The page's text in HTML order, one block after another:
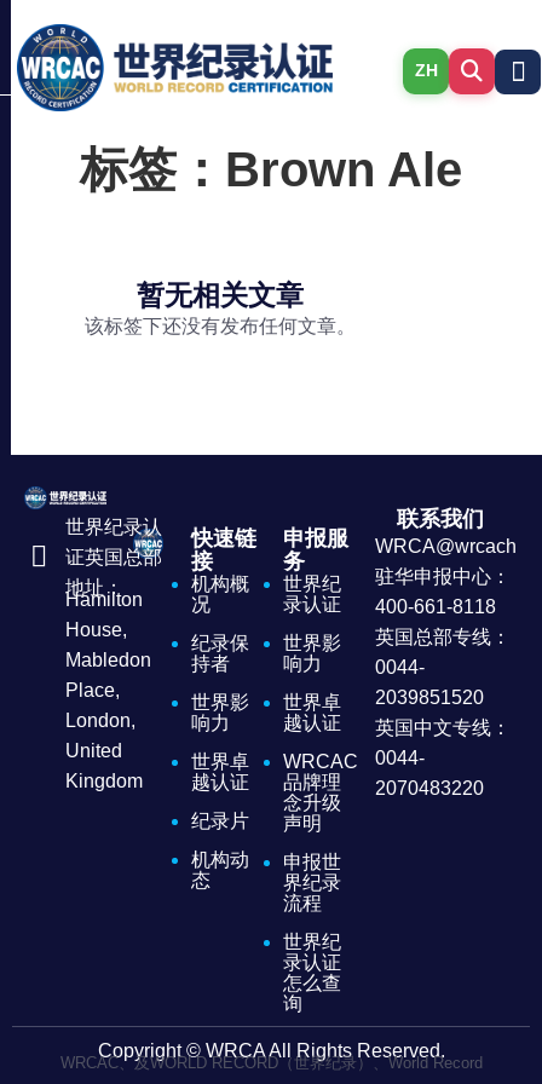
ZH
标签：Brown Ale
暂无相关文章
该标签下还没有发布任何文章。
世界纪录认
证英国总部
地址：
Hamilton
House,
Mabledon
Place,
London,
United
Kingdom
快速链
接
机构概
况
纪录保
持者
世界影
响力
世界卓
越认证
纪录片
机构动
态
申报服
务
世界纪
录认证
世界影
响力
世界卓
越认证
WRCAC
品牌理
念升级
声明
申报世
界纪录
流程
世界纪
录认证
怎么查
询
联系我们
驻华申报中心：
400-661-8118
英国总部专线：
0044-
2039851520
英国中文专线：
0044-
2070483220
Copyright © WRCA All Rights Reserved.
WRCAC、及WORLD RECORD（世界纪录）、World Record